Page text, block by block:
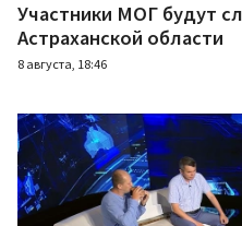
Участники МОГ будут
Астраханской области
8 августа, 18:46